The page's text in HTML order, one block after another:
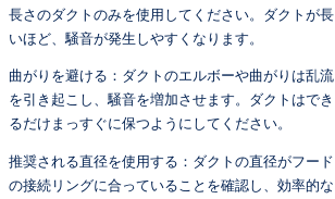
長さのダクトのみを使用してください。ダクトが長
いほど、騒音が発生しやすくなります。
曲がりを避ける：ダクトのエルボーや曲がりは乱流
を引き起こし、騒音を増加させます。ダクトはでき
るだけまっすぐに保つようにしてください。
推奨される直径を使用する：ダクトの直径がフード
の接続リングに合っていることを確認し、効率的な